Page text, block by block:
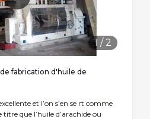
1 / 2
fabrication d'huile de
et l’on s’en se rt comme
que l’huile d’arachide ou